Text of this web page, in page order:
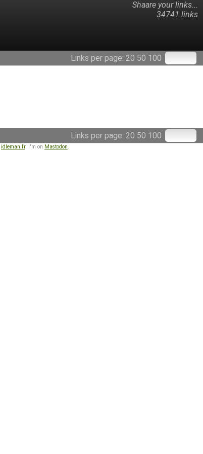
Shaare your links...
34741 links
Links per page: 20 50 100
Links per page: 20 50 100
idleman.fr. I'm on Mastodon.